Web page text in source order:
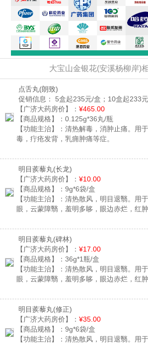
大宝山金银花(安溪杨柳岸)
点舌丸(朗致)
促销信息：
5盒起235元/盒；10盒起233
【广济大药房价】： ¥465.00
【商品规格】： 0.125g*36丸/瓶
【功能主治】： 清热解毒，消肿止痛。用
毒，疔疮发背，乳痈肿痛等症。
明目蒺藜丸(长龙)
【广济大药房价】： ¥10.00
【商品规格】： 9g*6袋/盒
【功能主治】： 清热散风，明目退翳。用
眼，云蒙障翳，羞明多眵，眼边赤烂，红
明目蒺藜丸(碑林)
【广济大药房价】： ¥17.00
【商品规格】： 36g*1瓶/盒
【功能主治】： 清热散风，明目退翳。用
眼，云蒙障翳，羞明多眵，眼边赤烂，红
明目蒺藜丸(修正)
【广济大药房价】： ¥35.00
【商品规格】： 9g*6袋/盒
【功能主治】： 清热散风，明目退翳。用